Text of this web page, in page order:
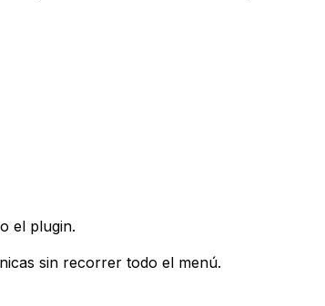
el plugin.
sin recorrer todo el menú.